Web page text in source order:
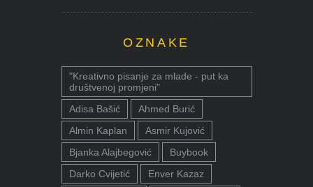
OZNAKE
"Kreativno pisanje za mlade - put ka
društvenoj promjeni"
Adisa Bašić
Ahmed Burić
Almin Kaplan
Asmir Kujović
Bjanka Alajbegović
Buybook
Darko Cvijetić
Enver Kazaz